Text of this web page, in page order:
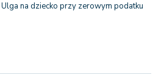
Ulga na dziecko przy zerowym podatku